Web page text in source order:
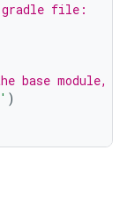
file:
base module,
)